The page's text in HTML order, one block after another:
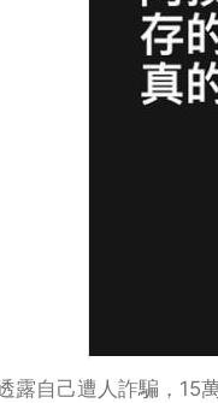
露自己遭人詐騙，15